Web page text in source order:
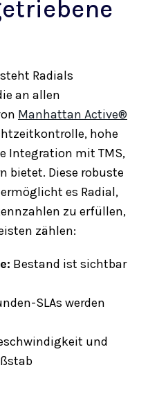
Radials
an allen
Manhattan Active®
hohe
Integration mit TMS,
bietet. Diese robuste
es Radial,
zu erfüllen,
zählen:
Bestand ist sichtbar
SLAs werden
und